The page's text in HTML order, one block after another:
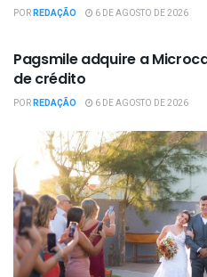
PORREDAÇÃO 6 DE AGOSTO DE 2026
Pagsmile adquire a
de crédito
PORREDAÇÃO 6 DE AGOSTO DE 2026